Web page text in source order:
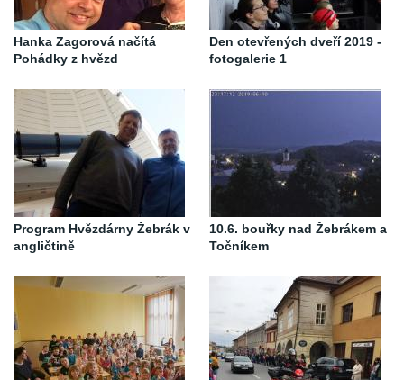
Hanka Zagorová načítá
Pohádky z hvězd
Den otevřených dveří 2019 -
fotogalerie 1
Program Hvězdárny Žebrák v
angličtině
10.6. bouřky nad Žebrákem a
Točníkem